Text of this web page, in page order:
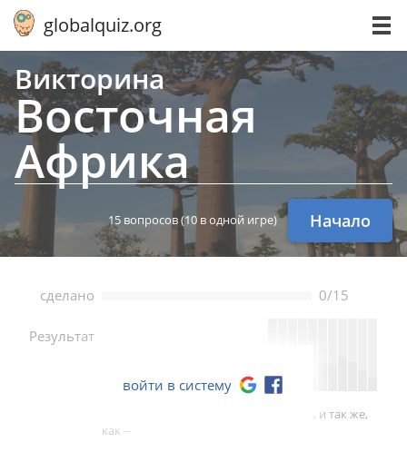
globalquiz.org
Викторина
Вос­точ­ная
Африка
15 вопросов(10 в одной игре) Начало
сделано 0/15
Результат
Ваш результат лучше, чем -- игроков, и так же,
как --
войти в систему